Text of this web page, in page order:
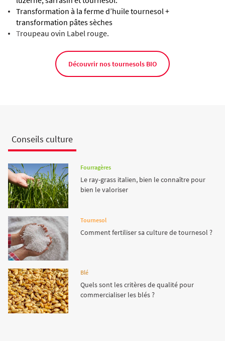
Transformation à la ferme d’huile tournesol +
transformation pâtes sèches
Troupeau ovin Label rouge.
Découvrir nos tournesols BIO
Conseils culture
Fourragères
Le ray-grass italien, bien le connaître pour
bien le valoriser
Tournesol
Comment fertiliser sa culture de tournesol ?
Blé
Quels sont les critères de qualité pour
commercialiser les blés ?